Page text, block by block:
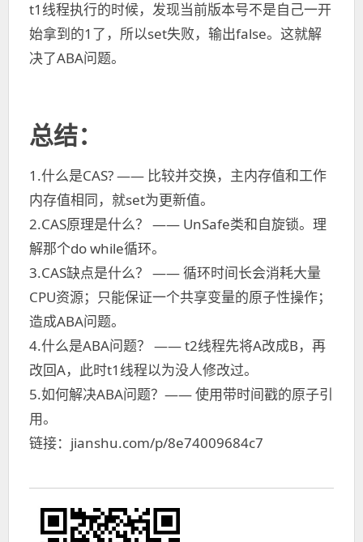
t1线程执行的时候，发现当前版本号不是自己一开
始拿到的1了，所以set失败，输出false。这就解
决了ABA问题。
总结：
1.什么是CAS? —— 比较并交换，主内存值和工作
内存值相同，就set为更新值。
2.CAS原理是什么？ —— UnSafe类和自旋锁。理
解那个do while循环。
3.CAS缺点是什么？ —— 循环时间长会消耗大量
CPU资源；只能保证一个共享变量的原子性操作；
造成ABA问题。
4.什么是ABA问题？ —— t2线程先将A改成B，再
改回A，此时t1线程以为没人修改过。
5.如何解决ABA问题？—— 使用带时间戳的原子引
用。
链接：jianshu.com/p/8e74009684c7